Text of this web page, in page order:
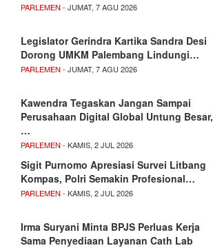
PARLEMEN - JUMAT, 7 AGU 2026
Legislator Gerindra Kartika Sandra Desi
Dorong UMKM Palembang Lindungi…
PARLEMEN - JUMAT, 7 AGU 2026
Kawendra Tegaskan Jangan Sampai
Perusahaan Digital Global Untung Besar,
…
PARLEMEN - KAMIS, 2 JUL 2026
Sigit Purnomo Apresiasi Survei Litbang
Kompas, Polri Semakin Profesional…
PARLEMEN - KAMIS, 2 JUL 2026
Irma Suryani Minta BPJS Perluas Kerja
Sama Penyediaan Layanan Cath Lab